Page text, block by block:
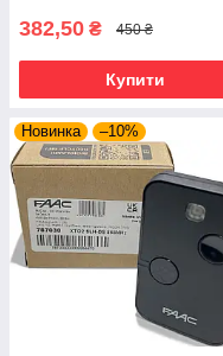
382,50 ₴ 450 ₴
Купити
Новинка –10%